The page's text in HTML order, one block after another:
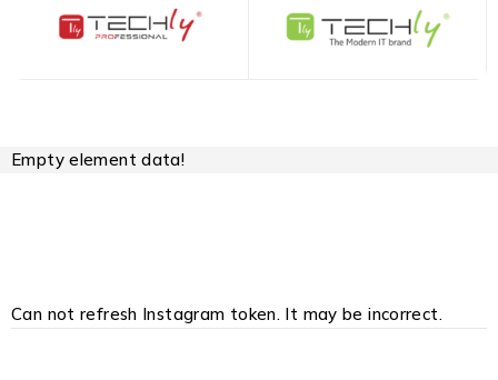
Empty element data!
Can not refresh Instagram token. It may be incorrect.